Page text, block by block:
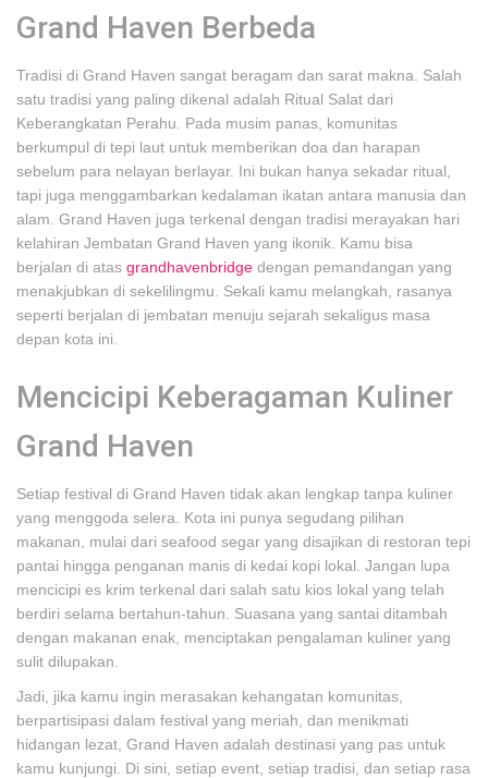
Grand Haven Berbeda
Tradisi di Grand Haven sangat beragam dan sarat makna. Salah
satu tradisi yang paling dikenal adalah Ritual Salat dari
Keberangkatan Perahu. Pada musim panas, komunitas
berkumpul di tepi laut untuk memberikan doa dan harapan
sebelum para nelayan berlayar. Ini bukan hanya sekadar ritual,
tapi juga menggambarkan kedalaman ikatan antara manusia dan
alam. Grand Haven juga terkenal dengan tradisi merayakan hari
kelahiran Jembatan Grand Haven yang ikonik. Kamu bisa
berjalan di atas grandhavenbridge dengan pemandangan yang
menakjubkan di sekelilingmu. Sekali kamu melangkah, rasanya
seperti berjalan di jembatan menuju sejarah sekaligus masa
depan kota ini.
Mencicipi Keberagaman Kuliner
Grand Haven
Setiap festival di Grand Haven tidak akan lengkap tanpa kuliner
yang menggoda selera. Kota ini punya segudang pilihan
makanan, mulai dari seafood segar yang disajikan di restoran tepi
pantai hingga penganan manis di kedai kopi lokal. Jangan lupa
mencicipi es krim terkenal dari salah satu kios lokal yang telah
berdiri selama bertahun-tahun. Suasana yang santai ditambah
dengan makanan enak, menciptakan pengalaman kuliner yang
sulit dilupakan.
Jadi, jika kamu ingin merasakan kehangatan komunitas,
berpartisipasi dalam festival yang meriah, dan menikmati
hidangan lezat, Grand Haven adalah destinasi yang pas untuk
kamu kunjungi. Di sini, setiap event, setiap tradisi, dan setiap rasa